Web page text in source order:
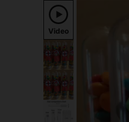
Video